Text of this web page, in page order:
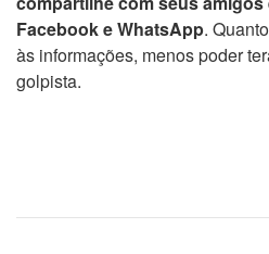
Facebook e WhatsApp.
às informações, menos poder
golpista.